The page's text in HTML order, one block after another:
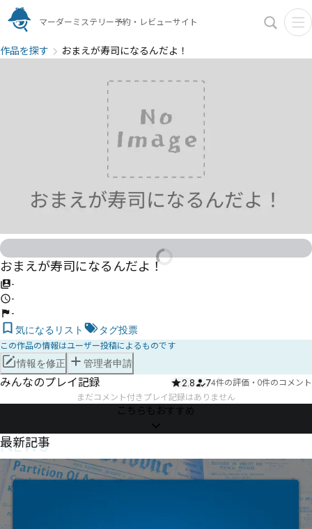
マーダーミステリー予約・レビューサイト
作品を探す おまえが寿司になるんだよ！
おまえが寿司になるんだよ！
-
-
-
気になるリスト タグ投票
この作品の情報はユーザー投稿によるものです
情報を修正 管理者申請
みんなのプレイ記録 2.8 74件の評価 ・ 0件のコメント
まだコメント付きプレイ記録はありません
こちらもおすすめ
NEWS
最新記事